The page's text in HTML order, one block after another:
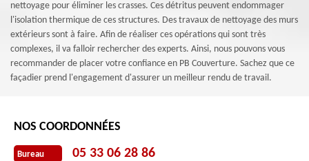
nettoyage pour éliminer les crasses. Ces détritus peuvent endommager
l'isolation thermique de ces structures. Des travaux de nettoyage des murs
extérieurs sont à faire. Afin de réaliser ces opérations qui sont très
complexes, il va falloir rechercher des experts. Ainsi, nous pouvons vous
recommander de placer votre confiance en PB Couverture. Sachez que ce
façadier prend l'engagement d'assurer un meilleur rendu de travail.
NOS COORDONNÉES
Bureau 05 33 06 28 86